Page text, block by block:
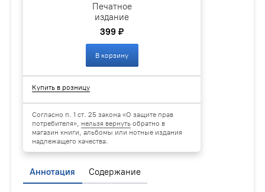
Печатное
издание
399 ₽
В корзину
Купить в розницу
Согласно п. 1 ст. 25 закона «О защите прав
потребителя», нельзя вернуть обратно в
магазин книги, альбомы или нотные издания
надлежащего качества.
Аннотация Содержание